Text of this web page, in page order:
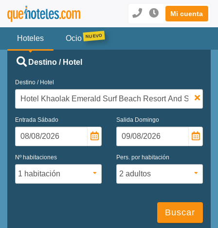
Mi cuenta
Hoteles Ocio
Destino / Hotel
Destino / Hotel
Entrada Sábado Salida Domingo
Nº habitaciones Pers. por habitación
Buscar